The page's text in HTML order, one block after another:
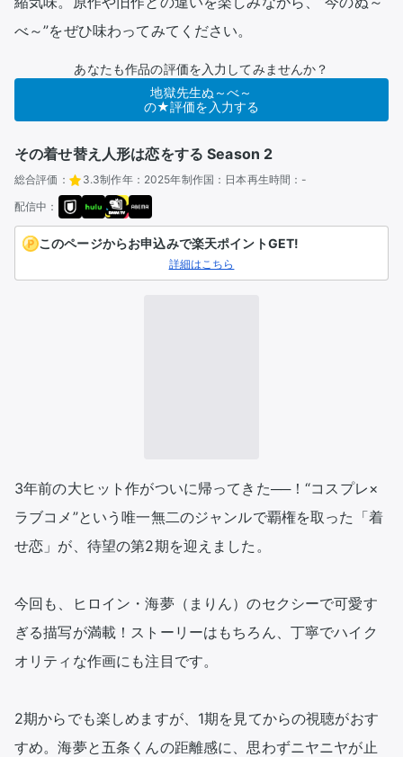
べ～”をぜひ味わってみてください。
あなたも作品の評価を入力してみませんか？
地獄先生ぬ～べ～
の★評価を入力する
その着せ替え人形は恋をする Season 2
総合評価： 3.3制作年： 2025年制作国： 日本再生時間： -
配信中：
このページからお申込みで楽天ポイントGET!
詳細はこちら
3年前の大ヒット作がついに帰ってきた──！“コスプレ×
ラブコメ”という唯一無二のジャンルで覇権を取った「着
せ恋」が、待望の第2期を迎えました。
今回も、ヒロイン・海夢（まりん）のセクシーで可愛す
ぎる描写が満載！ストーリーはもちろん、丁寧でハイク
オリティな作画にも注目です。
2期からでも楽しめますが、1期を見てからの視聴がおす
すめ。海夢と五条くんの距離感に、思わずニヤニヤが止